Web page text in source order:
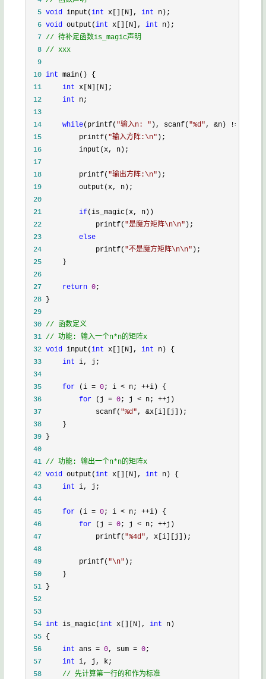
  5
void input(int x[][N], int
  6
void output(int x[][N], int
  7
//
  8
// xxx
  9
10 int
11
int
12
int
13
14
while(printf( "输入n: " ), scanf( "%d", &n) !=
15
         printf(
"输入方阵:\n"
16
17
18
         printf(
"输出方阵:\n"
19
20
21
if
22
             printf(
"是魔方矩阵\n\n"
23
else
24
             printf(
"不是魔方矩阵\n\n"
25
26
27
return 0
28
29
30 //
31 // 功能: 输入一个n*n的矩阵x
32 void input(int x[][N], int
33
int
34
35
for (i = 0; i < n; ++
36
for (j = 0; j < n; ++
37
             scanf(
"%d", &
38
39
40
41 // 功能: 输出一个n*n的矩阵x
42 void output(int x[][N], int
43
int
44
45
for (i = 0; i < n; ++
46
for (j = 0; j < n; ++
47
             printf(
"%4d"
48
49
         printf(
"\n"
50
51
52
53
54 int is_magic(int x[][N], int
55
56
int ans = 0, sum = 0
57
int
58
// 先计算第一行的和作为标准